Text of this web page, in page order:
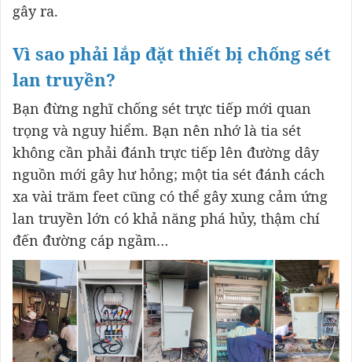
gây ra.
Vì sao phải lắp đặt thiết bị chống sét
lan truyền?
Bạn đừng nghĩ chống sét trực tiếp mới quan
trọng và nguy hiểm. Bạn nên nhớ là tia sét
không cần phải đánh trực tiếp lên đường dây
nguồn mới gây hư hỏng; một tia sét đánh cách
xa vài trăm feet cũng có thể gây xung cảm ứng
lan truyền lớn có khả năng phá hủy, thậm chí
đến đường cáp ngầm…